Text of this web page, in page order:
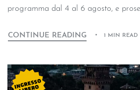
programma dal 4 al 6 agosto, e
CONTINUE READING 1 MIN READ